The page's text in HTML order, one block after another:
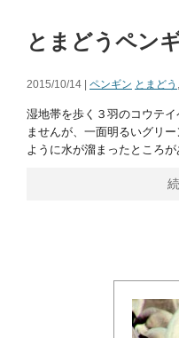
とまどうペン
2015/10/14 | ペンギン とまどう ,
湿地帯を歩く３羽のコウテ
ませんが、一面明るいグリ
ように水が溜まったところ